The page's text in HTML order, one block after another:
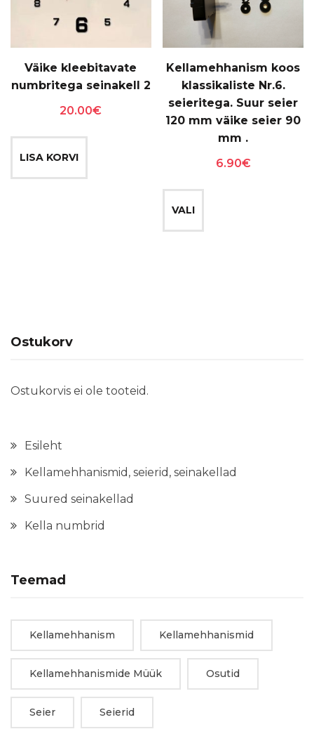
Väike kleebitavate
numbritega seinakell 2
20.00€
LISA KORVI
Kellamehhanism koos
klassikaliste Nr.6.
seieritega. Suur seier
120 mm väike seier 90
mm .
6.90€
VALI
Sellel
Ostukorv
Ostukorvis ei ole tooteid.
Esileht
Kellamehhanismid, seierid, seinakellad
Suured seinakellad
Kella numbrid
Teemad
Kellamehhanism Kellamehhanismid
Kellamehhanismide Müük Osutid
Seier Seierid